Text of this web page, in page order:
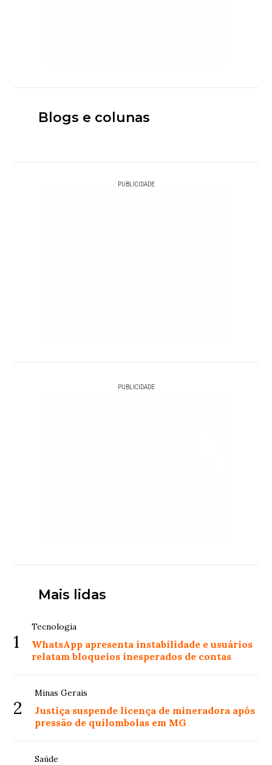
Blogs e colunas
PUBLICIDADE
PUBLICIDADE
Mais lidas
1
Tecnologia
WhatsApp apresenta instabilidade e usuários
relatam bloqueios inesperados de contas
2
Minas Gerais
Justiça suspende licença de mineradora após
pressão de quilombolas em MG
Saúde